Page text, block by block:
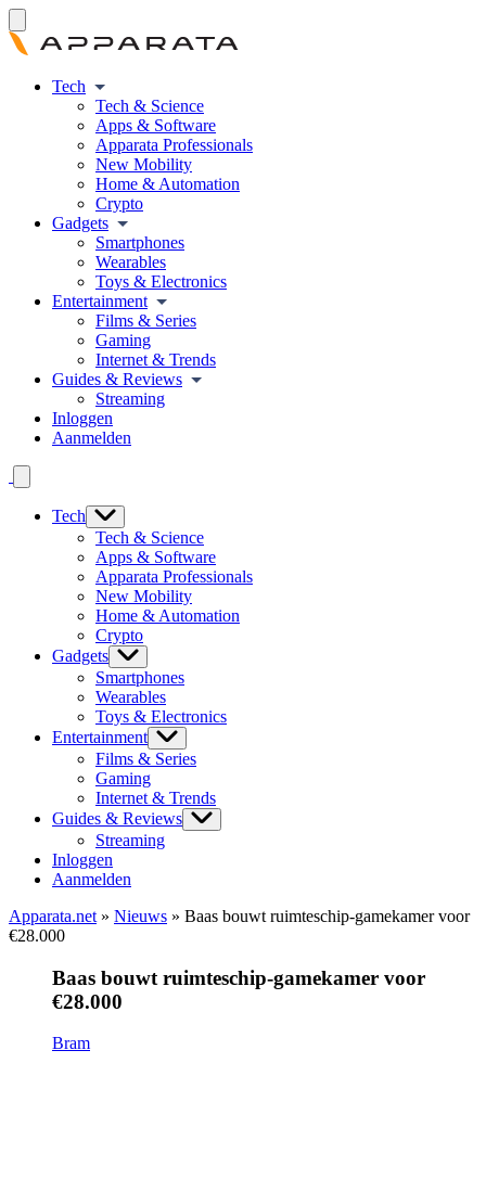
Tech
Tech & Science
Apps & Software
Apparata Professionals
New Mobility
Home & Automation
Crypto
Gadgets
Smartphones
Wearables
Toys & Electronics
Entertainment
Films & Series
Gaming
Internet & Trends
Guides & Reviews
Streaming
Inloggen
Aanmelden
Tech
Tech & Science
Apps & Software
Apparata Professionals
New Mobility
Home & Automation
Crypto
Gadgets
Smartphones
Wearables
Toys & Electronics
Entertainment
Films & Series
Gaming
Internet & Trends
Guides & Reviews
Streaming
Inloggen
Aanmelden
Apparata.net » Nieuws » Baas bouwt ruimteschip-gamekamer voor
€28.000
Baas bouwt ruimteschip-gamekamer voor
€28.000
Bram